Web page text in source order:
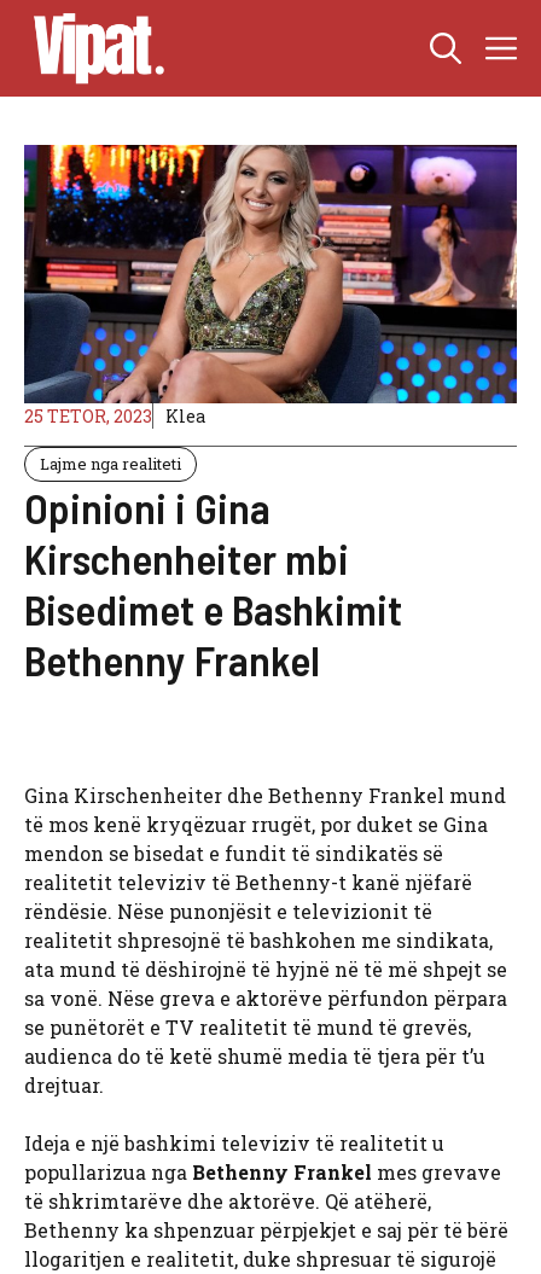
Skip
content
25 TETOR, 2023 Klea
Lajme nga realiteti
Opinioni i Gina
Kirschenheiter mbi
Bisedimet e Bashkimit
Bethenny Frankel
Gina Kirschenheiter dhe Bethenny Frankel mund
të mos kenë kryqëzuar rrugët, por duket se Gina
mendon se bisedat e fundit të sindikatës së
realitetit televiziv të Bethenny-t kanë njëfarë
rëndësie. Nëse punonjësit e televizionit të
realitetit shpresojnë të bashkohen me sindikata,
ata mund të dëshirojnë të hyjnë në të më shpejt se
sa vonë. Nëse greva e aktorëve përfundon përpara
se punëtorët e TV realitetit të mund të grevës,
audienca do të ketë shumë media të tjera për t’u
drejtuar.
Ideja e një bashkimi televiziv të realitetit u
popullarizua nga Bethenny Frankel mes grevave
të shkrimtarëve dhe aktorëve. Që atëherë,
Bethenny ka shpenzuar përpjekjet e saj për të bërë
llogaritjen e realitetit, duke shpresuar të sigurojë